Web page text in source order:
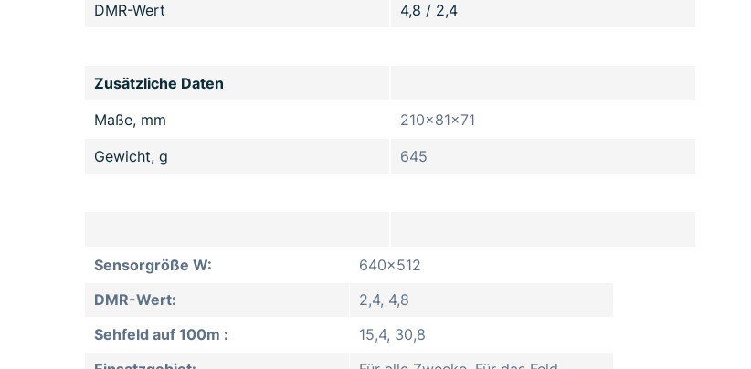
DMR-Wert
4,8 / 2,4
Zusätzliche Daten
Maße, mm
210x81x71
Gewicht, g
645
Sensorgröße W:
640x512
DMR-Wert:
2,4, 4,8
Sehfeld auf 100m :
15,4, 30,8